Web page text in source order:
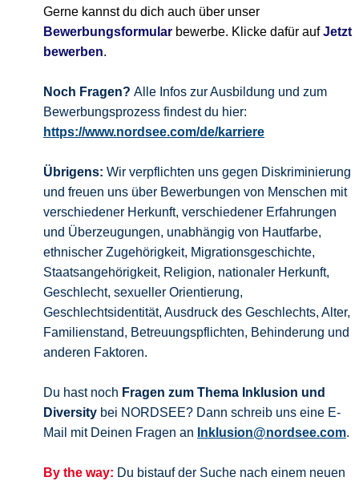
Gerne kannst du dich auch über unser
Bewerbungsformular bewerbe. Klicke dafür aufJetzt
bewerben.
Noch Fragen? Alle Infos zur Ausbildung und zum
Bewerbungsprozess findest du hier:
https://www.nordsee.com/de/karriere
Übrigens: Wir verpflichten uns gegen Diskriminierung
und freuen uns über Bewerbungen von Menschen mit
verschiedener Herkunft, verschiedener Erfahrungen
und Überzeugungen, unabhängig von Hautfarbe,
ethnischer Zugehörigkeit, Migrationsgeschichte,
Staatsangehörigkeit, Religion, nationaler Herkunft,
Geschlecht, sexueller Orientierung,
Geschlechtsidentität, Ausdruck des Geschlechts, Alter,
Familienstand, Betreuungspflichten, Behinderung und
anderen Faktoren.
Du hast noch Fragen zum Thema Inklusion und
Diversity bei NORDSEE? Dann schreib uns eine E-
Mail mit Deinen Fragen an Inklusion@nordsee.com.
By the way: Du bistauf der Suche nach einem neuen